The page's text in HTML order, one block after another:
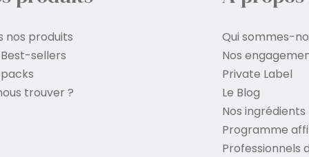
nos produits
sellers
trouver ?
Qui sommes-
Nos
Private Label
Le Blog
Nos ingrédients
Programme
Professionnels